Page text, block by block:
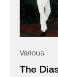
Various
The